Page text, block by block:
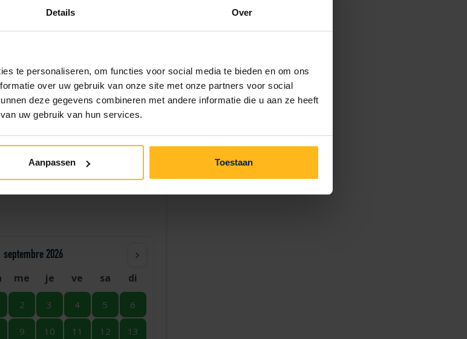
Details Over
te personaliseren, om functies voor social media te bieden en om ons
over uw gebruik van onze site met onze partners voor social
deze gegevens combineren met andere informatie die u aan ze heeft
uw gebruik van hun services.
Aanpassen Toestaan
septembre 2026
me je ve sa di
2 3 4 5 6
9 10 11 12 13